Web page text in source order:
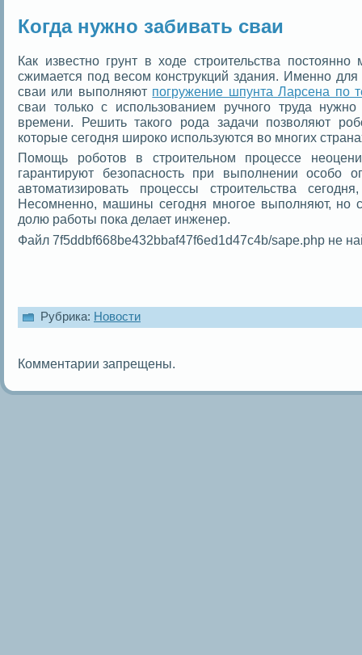
Когда нужно забивать сваи
Как известно грунт в ходе строительства
сжимается под весом конструкций здания. Именно
сваи или выполняют погружение шпунта Ларсена по
сваи только с использованием ручного труда
времени. Решить такого рода задачи позволяют
которые сегодня широко используются во многих
Помощь роботов в строительном процессе
гарантируют безопасность при выполнении особо
автоматизировать процессы строительства
Несомненно, машины сегодня многое выполняют, но
долю работы пока делает инженер.
Файл 7f5ddbf668be432bbaf47f6ed1d47c4b/sape.php не
Рубрика: Новости
Комментарии запрещены.